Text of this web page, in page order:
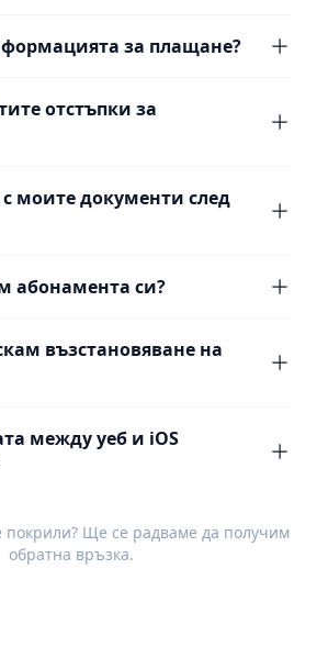
за плащане?
отстъпки за
с моите документи след
абонамента си?
възстановяване на
между уеб и iOS
покрили? Ще се радваме да получим
обратна връзка.